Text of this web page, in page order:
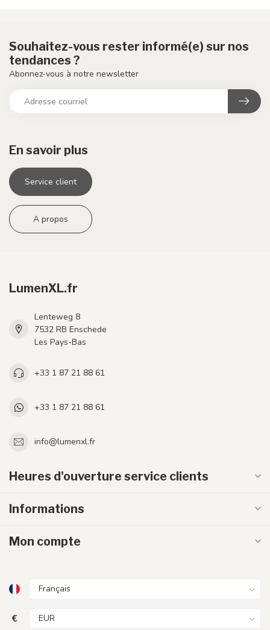
En savoir plus
Service client
A propos
Souhaitez-vous rester informé(e) sur nos
tendances ?
Abonnez-vous à notre newsletter
LumenXL.fr
Lenteweg 8
7532 RB Enschede
Les Pays-Bas
+33 1 87 21 88 61
+33 1 87 21 88 61
info@lumenxl.fr
Heures d'ouverture service clients
Informations
Mon compte
€